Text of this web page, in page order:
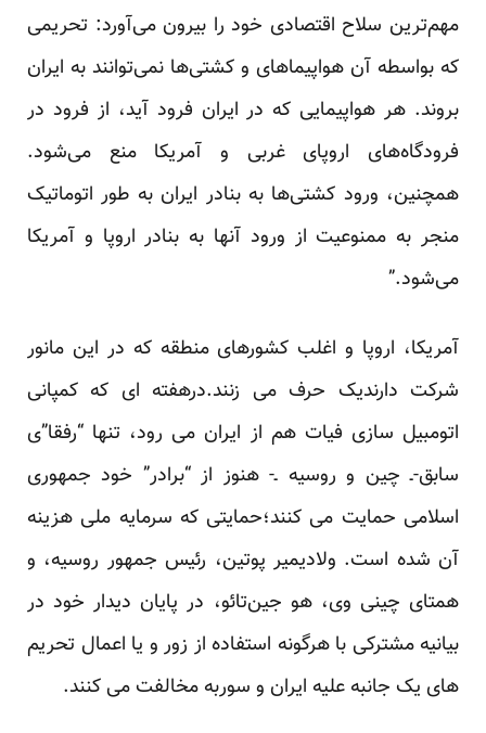
مهم‌ترین سلاح اقتصادی خود را بیرون می‌آورد: تحریمی
که بواسطه آن هواپیماهای و کشتی‌ها نمی‌توانند به ایران
بروند. هر هواپیمایی که در ایران فرود آید، از فرود در
فرودگاه‌های اروپای غربی و آمریکا منع می‌شود.
همچنین، ورود کشتی‌ها به بنادر ایران به طور اتوماتیک
منجر به ممنوعیت از ورود آنها به بنادر اروپا و آمریکا
می‌شود.”
آمریکا، اروپا و اغلب کشورهای منطقه که در این مانور
شرکت دارندیک حرف می زنند.درهفته ای که کمپانی
اتومبیل سازی فیات هم از ایران می رود، تنها “رفقا”ی
سابق-ـ چین و روسیه ـ- هنوز از “برادر” خود جمهوری
اسلامی حمایت می کنند؛حمایتی که سرمایه ملی هزینه
آن شده است. ولادیمیر پوتین، رئیس جمهور روسیه، و
همتای چینی وی، هو جین‌تائو، در پایان دیدار خود در
بیانیه مشترکی با هرگونه استفاده از زور و یا اعمال تحریم
های یک جانبه علیه ایران و سوربه مخالفت می کنند.